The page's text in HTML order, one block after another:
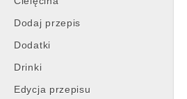
Dodaj przepis
Dodatki
Drinki
Edycja przepisu